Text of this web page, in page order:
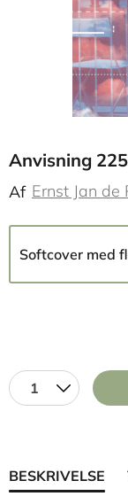
Anvisning
Af Ernst Jan de
Softcover med
1
BESKRIVELSE